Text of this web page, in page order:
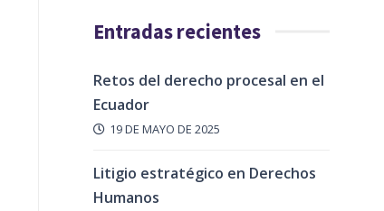
Entradas recientes
Retos del derecho procesal en el
Ecuador
19 DE MAYO DE 2025
Litigio estratégico en Derechos
Humanos